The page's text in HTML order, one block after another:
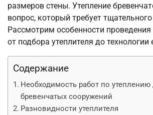
размеров стены. Утепление
вопрос, который требует
Рассмотрим особенности
от подбора утеплителя до
Содержание
Необходимость работ по утеплению
бревенчатых сооружений
Разновидности утеплителя